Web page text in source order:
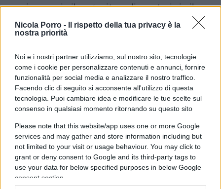
Nicola Porro -
Il rispetto della tua privacy è la
nostra priorità
Noi e i nostri partner utilizziamo, sul nostro sito, tecnologie
come i cookie per personalizzare contenuti e annunci, fornire
funzionalità per social media e analizzare il nostro traffico.
Facendo clic di seguito si acconsente all'utilizzo di questa
tecnologia. Puoi cambiare idea e modificare le tue scelte sul
consenso in qualsiasi momento ritornando su questo sito
Please note that this website/app uses one or more Google
services and may gather and store information including but
not limited to your visit or usage behaviour. You may click to
grant or deny consent to Google and its third-party tags to
use your data for below specified purposes in below Google
consent section.
premiarono sia il sostenitore di una tesi sia il
sostenitore della tesi opposta. […] Vassilij
Leontief, inventore delle “tavole input-output”,
essere l’economista che più fece spendere i
governi. Fu premiato col Nobel nel 1973”.
Continuando a dare retta ai presunti grandi
dalla spesa facile, abbiamo visto
finire fuori controllo il debito, la spesa pubblica, il
carico fiscale e la finanza creativa dei bonus e
delle prebende. Eppure qualche economista serio
a cui dare retta lo abbiamo avuto. ComeLuigi
Einaudi, ad esempio, sempre riverito e mai